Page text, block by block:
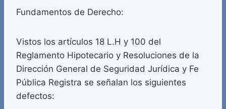
Fundamentos de Derecho:
Vistos los artículos 18 L.H y 100 del
Reglamento Hipotecario y Resoluciones de la
Dirección General de Seguridad Jurídica y Fe
Pública Registra se señalan los siguientes
defectos: